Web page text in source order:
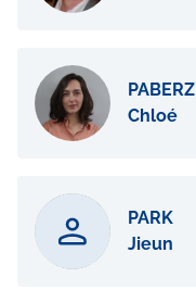
PABERZ
Chloé
PARK
Jieun